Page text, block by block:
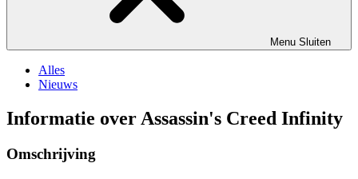
Menu Sluiten
Alles
Nieuws
Informatie over Assassin's Creed Infinity
Omschrijving